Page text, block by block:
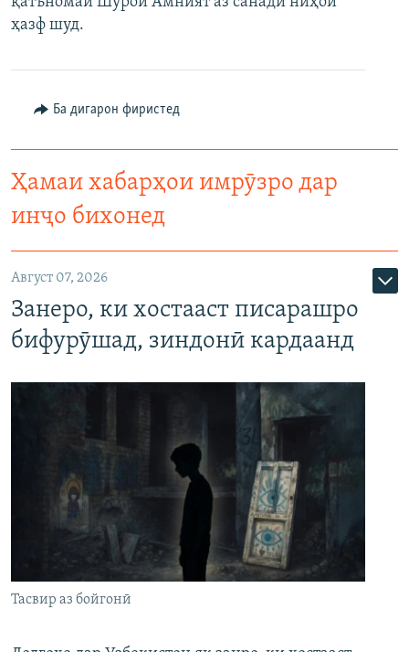
ҳазф шуд.
Ба дигарон фиристед
Ҳамаи хабарҳои имрӯзро дар
инҷо бихонед
Август 07, 2026
Занеро, ки хостааст писарашро
бифурӯшад, зиндонӣ кардаанд
Тасвир аз бойгонӣ